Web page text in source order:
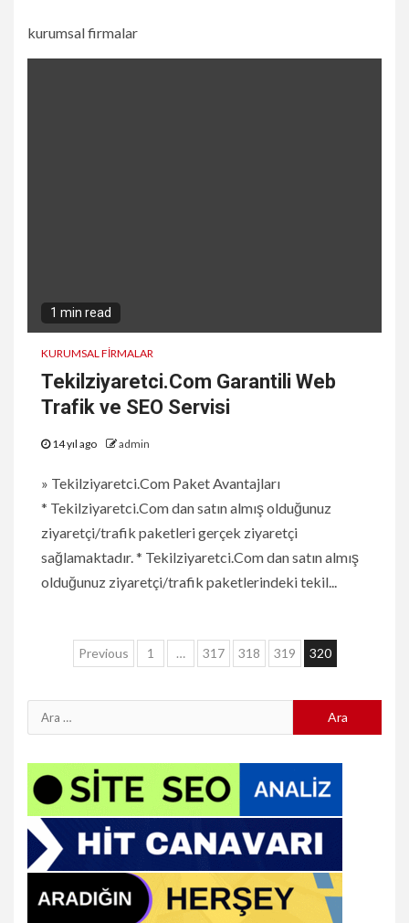
kurumsal firmalar
1 min read
KURUMSAL FIRMALAR
Tekilziyaretci.Com Garantili Web
Trafik ve SEO Servisi
14 yıl ago admin
» Tekilziyaretci.Com Paket Avantajları
* Tekilziyaretci.Com dan satın almış olduğunuz
ziyaretçi/trafik paketleri gerçek ziyaretçi
sağlamaktadır. * Tekilziyaretci.Com dan satın almış
olduğunuz ziyaretçi/trafik paketlerindeki tekil...
Yazı
Previous 1 … 317 318 319 320
Arama: